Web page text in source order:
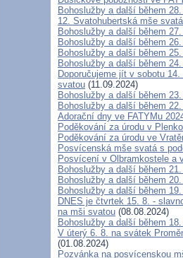
Bohoslužby a další během
12. Svatohubertská mše svatá
Bohoslužby a další během
Bohoslužby a další během
Bohoslužby a další během
Bohoslužby a další během
Doporučujeme jít v sobotu
svatou (11.09.2024)
Bohoslužby a další během
Bohoslužby a další během
Adorační dny ve FATYMu
Poděkování za úrodu v
Poděkování za úrodu ve
Posvícenská mše svatá s
Posvícení v Olbramkostele a
Bohoslužby a další během
Bohoslužby a další během
Bohoslužby a další během
DNES je čtvrtek 15. 8. -
na mši svatou (08.08.2024)
Bohoslužby a další během
V úterý 6. 8. na svátek
(01.08.2024)
Pozvánka na posvícenskou